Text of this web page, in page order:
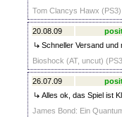
Tom Clancys Hawx
20.08.09
Schneller Versand
Bioshock (AT, uncut)
26.07.09
Alles ok, das Spiel ist
James Bond: Ein